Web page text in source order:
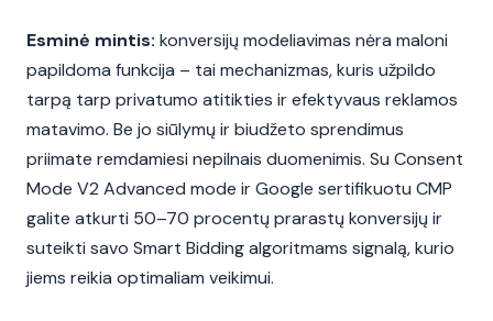
Esminė mintis: konversijų modeliavimas nėra maloni
papildoma funkcija – tai mechanizmas, kuris užpildo
tarpą tarp privatumo atitikties ir efektyvaus reklamos
matavimo. Be jo siūlymų ir biudžeto sprendimus
priimate remdamiesi nepilnais duomenimis. Su Consent
Mode V2 Advanced mode ir Google sertifikuotu CMP
galite atkurti 50–70 procentų prarastų konversijų ir
suteikti savo Smart Bidding algoritmams signalą, kurio
jiems reikia optimaliam veikimui.